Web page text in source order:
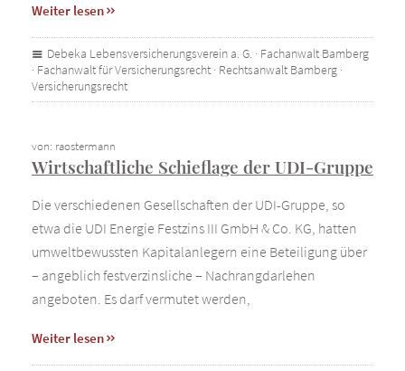
Weiter lesen
Debeka Lebensversicherungsverein a. G. · Fachanwalt Bamberg
· Fachanwalt für Versicherungsrecht · Rechtsanwalt Bamberg ·
Versicherungsrecht
von: raostermann
Wirtschaftliche Schieflage der UDI-Gruppe
Die verschiedenen Gesellschaften der UDI-Gruppe, so
etwa die UDI Energie Festzins III GmbH & Co. KG, hatten
umweltbewussten Kapitalanlegern eine Beteiligung über
– angeblich festverzinsliche – Nachrangdarlehen
angeboten. Es darf vermutet werden,
Weiter lesen